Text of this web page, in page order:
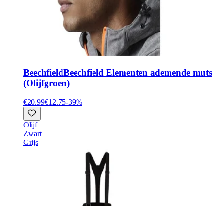
BeechfieldBeechfield Elementen ademende muts
(Olijfgroen)
€20.99€12.75-39%
Olijf
Zwart
Grijs